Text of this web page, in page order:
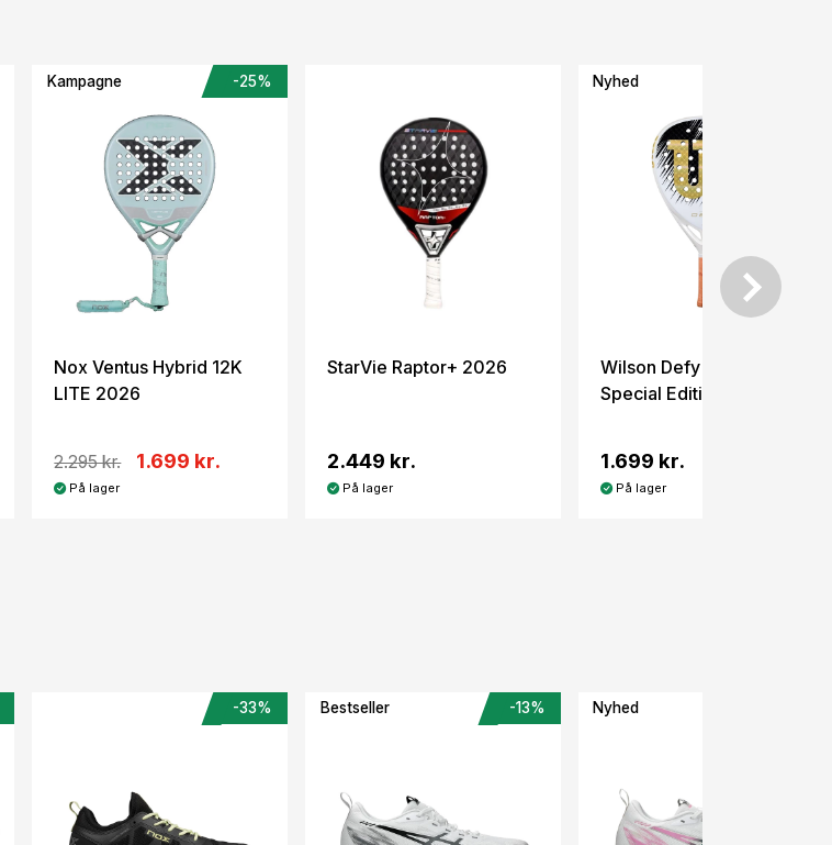
Kampagne -25%
Nox Ventus Hybrid 12K
LITE 2026
2.295 kr. 1.699 kr.
På lager
StarVie Raptor+ 2026
2.449 kr.
På lager
Nyhed
Wilson Defy LS V1
Special Edition
1.699 kr.
På lager
-33% Bestseller -13% Nyhed